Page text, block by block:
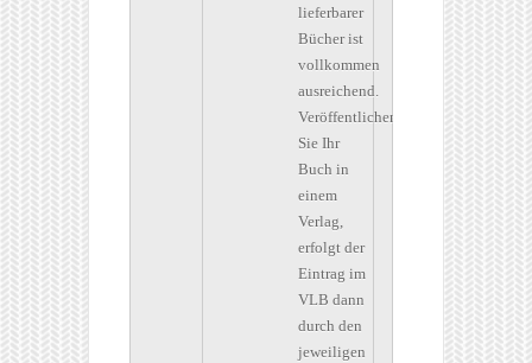
lieferbarer
Bücher ist
vollkommen
ausreichend.
Veröffentlichen
Sie Ihr
Buch in
einem
Verlag,
erfolgt der
Eintrag im
VLB dann
durch den
jeweiligen